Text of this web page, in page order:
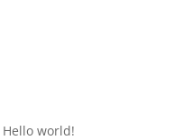
Hello world!